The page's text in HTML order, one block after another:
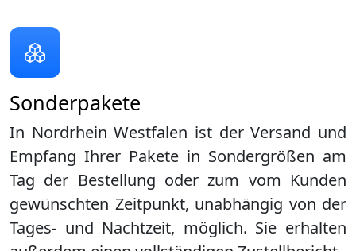
Sonderpakete
In Nordrhein Westfalen ist der Versand und
Empfang Ihrer Pakete in Sondergrößen am
Tag der Bestellung oder zum vom Kunden
gewünschten Zeitpunkt, unabhängig von der
Tages- und Nachtzeit, möglich. Sie erhalten